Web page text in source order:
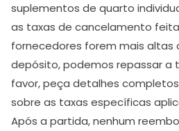
suplementos de quarto
as taxas de cancelamento
fornecedores forem mais altas
depósito, podemos repassar a
favor, peça detalhes
sobre as taxas específicas
Após a partida, nenhum